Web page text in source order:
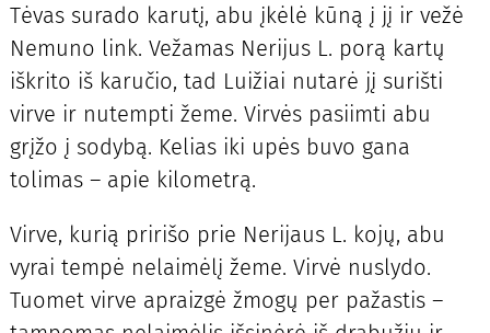
Tėvas surado karutį, abu įkėlė kūną į jį ir vežė
Nemuno link. Vežamas Nerijus L. porą kartų
iškrito iš karučio, tad Luižiai nutarė jį surišti
virve ir nutempti žeme. Virvės pasiimti abu
grįžo į sodybą. Kelias iki upės buvo gana
tolimas – apie kilometrą.
Virve, kurią pririšo prie Nerijaus L. kojų, abu
vyrai tempė nelaimėlį žeme. Virvė nuslydo.
Tuomet virve apraizgė žmogų per pažastis –